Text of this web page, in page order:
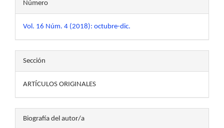
Número
Vol. 16 Núm. 4 (2018): octubre-dic.
Sección
ARTÍCULOS ORIGINALES
Biografía del autor/a